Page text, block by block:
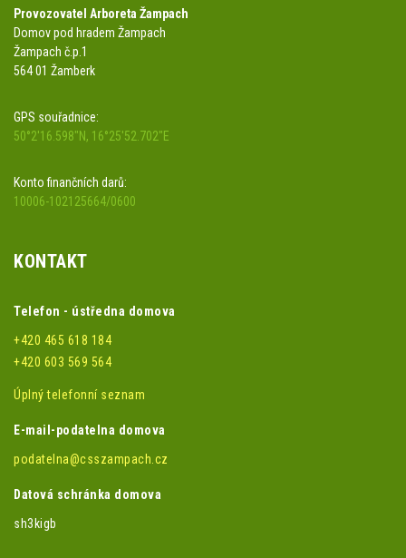
Provozovatel Arboreta Žampach
Domov pod hradem Žampach
Žampach č.p.1
564 01 Žamberk
GPS souřadnice:
50°2'16.598"N, 16°25'52.702"E
Konto finančních darů:
10006-102125664/0600
KONTAKT
Telefon - ústředna domova
+420 465 618 184
+420 603 569 564
Úplný telefonní seznam
E-mail-podatelna domova
podatelna@csszampach.cz
Datová schránka domova
sh3kigb